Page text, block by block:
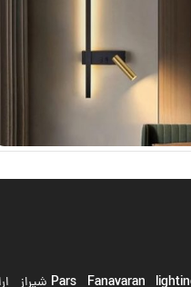
Pars Fanavaran شیراز